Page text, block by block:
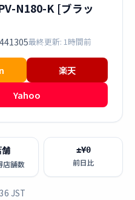
N180-K [ブラッ
最終更新: 1時間前
楽天
Yahoo
舗
店舗数
±¥0
前日比
JST